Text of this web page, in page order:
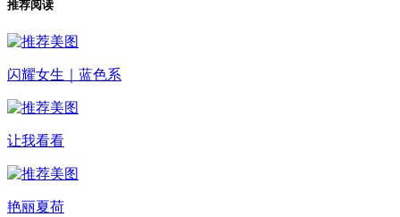
推荐阅读
闪耀女生｜蓝色系
让我看看
艳丽夏荷